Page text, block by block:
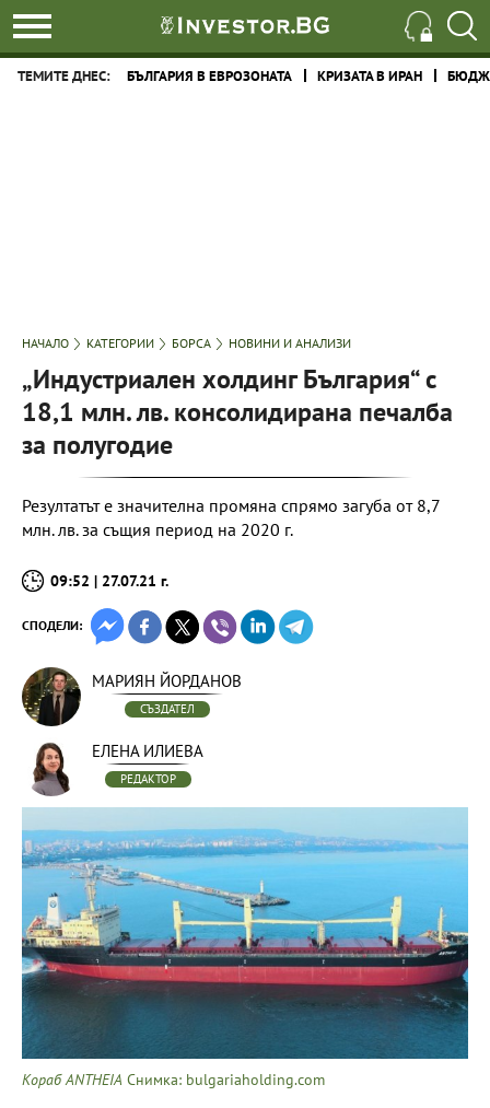
ТЕМИТЕ ДНЕС: БЪЛГАРИЯ В ЕВРОЗОНАТА КРИЗАТА В ИРАН
НАЧАЛО КАТЕГОРИИ БОРСА НОВИНИ И АНАЛИЗИ
„Индустриален холдинг България“ с
18,1 млн. лв. консолидирана печалба
за полугодие
Резултатът е значителна промяна спрямо загуба от 8,7
млн. лв. за същия период на 2020 г.
09:52 | 27.07.21 г.
СПОДЕЛИ:
МАРИЯН ЙОРДАНОВ
СЪЗДАТЕЛ
ЕЛЕНА ИЛИЕВА
РЕДАКТОР
Кораб ANTHEIA Снимка: bulgariaholding.com